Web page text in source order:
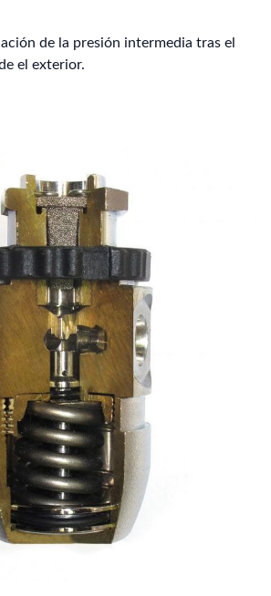
de la presión intermedia tras el
el exterior.